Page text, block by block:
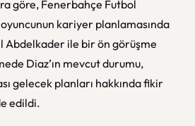
göre, Fenerbahçe Futbol
kariyer planlamasında
Abdelkader ile bir ön görüşme
Diaz’ın mevcut durumu,
gelecek planları hakkında fikir
edildi.